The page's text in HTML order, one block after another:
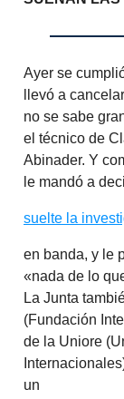
Ayer se
llevó a
no se sabe
el técnico de
Abinader. Y
le mandó a
suelte la
en banda, y le
«nada de lo
La Junta
(Fundación
de la Uniore
un